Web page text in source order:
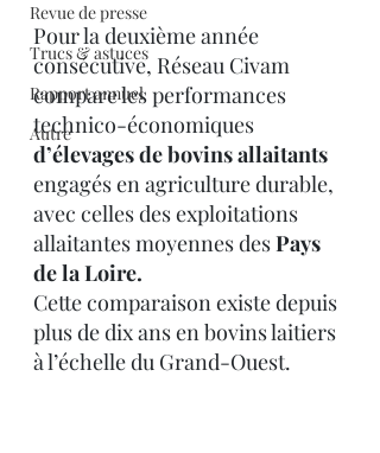
Revue de presse
Trucs & astuces
Rapport annuel
Autre
Pour la deuxième année
consécutive, Réseau Civam
compare les performances
technico-économiques
d’élevages de bovins allaitants
engagés en agriculture durable,
avec celles des exploitations
allaitantes moyennes des Pays
de la Loire.
Cette comparaison existe depuis
plus de dix ans en bovins laitiers
à l’échelle du Grand-Ouest.